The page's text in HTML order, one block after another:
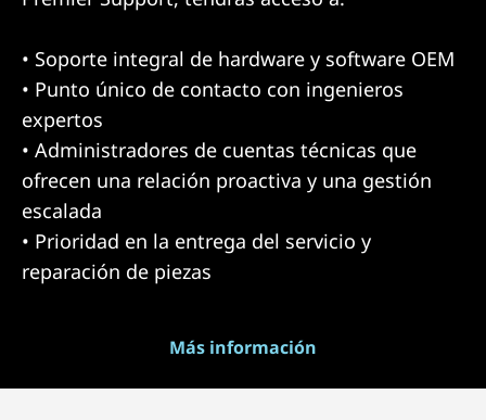
• Soporte integral de hardware y software OEM
• Punto único de contacto con ingenieros
expertos
• Administradores de cuentas técnicas que
ofrecen una relación proactiva y una gestión
escalada
• Prioridad en la entrega del servicio y
reparación de piezas
Más información